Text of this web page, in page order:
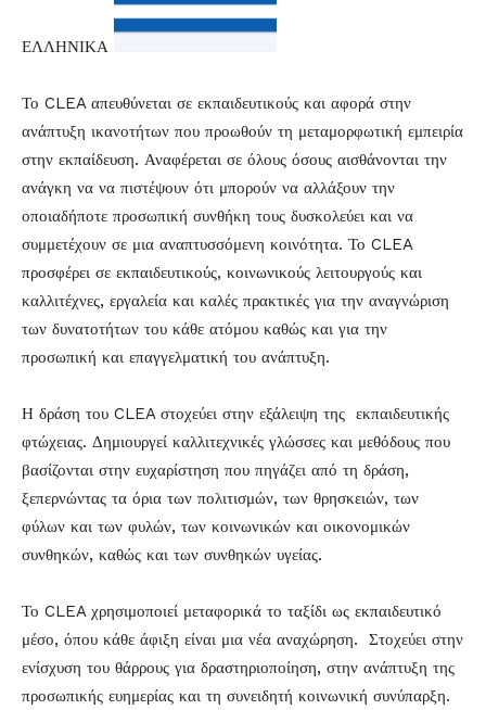
ΕΛΛΗΝΙΚΑ
Το CLEA απευθύνεται σε εκπαιδευτικούς και αφορά στην
ανάπτυξη ικανοτήτων που προωθούν τη μεταμορφωτική εμπειρία
στην εκπαίδευση. Αναφέρεται σε όλους όσους αισθάνονται την
ανάγκη να να πιστέψουν ότι μπορούν να αλλάξουν την
οποιαδήποτε προσωπική συνθήκη τους δυσκολεύει και να
συμμετέχουν σε μια αναπτυσσόμενη κοινότητα. Το CLEA
προσφέρει σε εκπαιδευτικούς, κοινωνικούς λειτουργούς και
καλλιτέχνες, εργαλεία και καλές πρακτικές για την αναγνώριση
των δυνατοτήτων του κάθε ατόμου καθώς και για την
προσωπική και επαγγελματική του ανάπτυξη.
Η δράση του CLEA στοχεύει στην εξάλειψη της εκπαιδευτικής
φτώχειας. Δημιουργεί καλλιτεχνικές γλώσσες και μεθόδους που
βασίζονται στην ευχαρίστηση που πηγάζει από τη δράση,
ξεπερνώντας τα όρια των πολιτισμών, των θρησκειών, των
φύλων και των φυλών, των κοινωνικών και οικονομικών
συνθηκών, καθώς και των συνθηκών υγείας.
Το CLEA χρησιμοποιεί μεταφορικά το ταξίδι ως εκπαιδευτικό
μέσο, όπου κάθε άφιξη είναι μια νέα αναχώρηση. Στοχεύει στην
ενίσχυση του θάρρους για δραστηριοποίηση, στην ανάπτυξη της
προσωπικής ευημερίας και τη συνειδητή κοινωνική συνύπαρξη.